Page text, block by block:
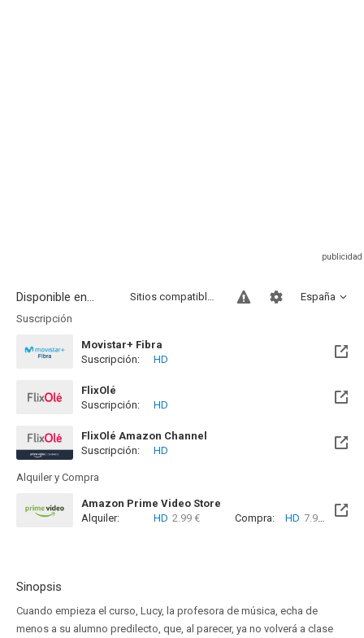
Disponible en... España
Sitios compatibles
Suscripción
Movistar+ Fibra
Disponible hasta el Vie, 01 Ene 2100 (Quedan 73 años)
Suscripción: HD
FlixOlé
Suscripción:
HD
FlixOlé Amazon Channel
Suscripción:
HD
Alquiler y Compra
Amazon Prime Video Store
Alquiler:
HD 2.99 € Compra: HD 7.99 €
Sinopsis
Cuando empieza el curso, Lucy, la profesora de música, echa de
menos a su alumno predilecto, que, al parecer, ya no volverá a clase